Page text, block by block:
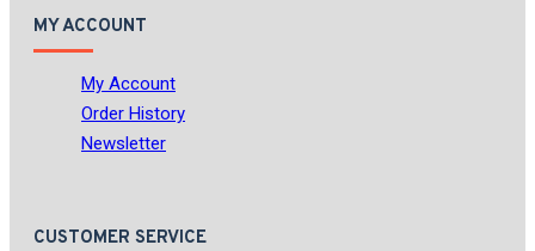
MY ACCOUNT
My Account
Order History
Newsletter
CUSTOMER SERVICE